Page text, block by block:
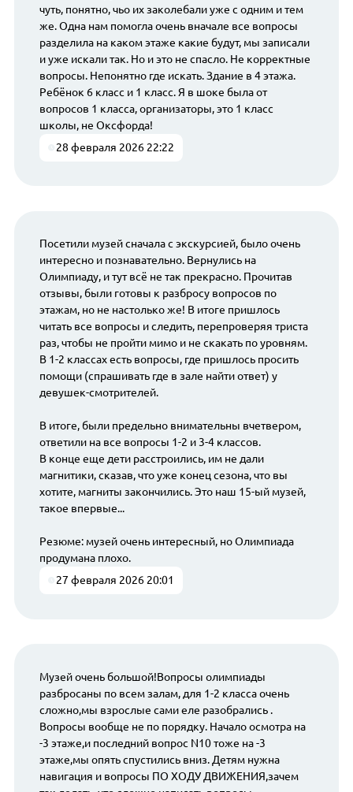
чуть, понятно, чьо их заколебали уже с одним и тем
же. Одна нам помогла очень вначале все вопросы
разделила на каком этаже какие будут, мы записали
и уже искали так. Но и это не спасло. Не корректные
вопросы. Непонятно где искать. Здание в 4 этажа.
Ребёнок 6 класс и 1 класс. Я в шоке была от
вопросов 1 класса, организаторы, это 1 класс
школы, не Оксфорда!
28 февраля 2026 22:22
Посетили музей сначала с экскурсией, было очень
интересно и познавательно. Вернулись на
Олимпиаду, и тут всё не так прекрасно. Прочитав
отзывы, были готовы к разбросу вопросов по
этажам, но не настолько же! В итоге пришлось
читать все вопросы и следить, перепроверяя триста
раз, чтобы не пройти мимо и не скакать по уровням.
В 1-2 классах есть вопросы, где пришлось просить
помощи (спрашивать где в зале найти ответ) у
девушек-смотрителей.
В итоге, были предельно внимательны вчетвером,
ответили на все вопросы 1-2 и 3-4 классов.
В конце еще дети расстроились, им не дали
магнитики, сказав, что уже конец сезона, что вы
хотите, магниты закончились. Это наш 15-ый музей,
такое впервые...
Резюме: музей очень интересный, но Олимпиада
продумана плохо.
27 февраля 2026 20:01
Музей очень большой!Вопросы олимпиады
разбросаны по всем залам, для 1-2 класса очень
сложно,мы взрослые сами еле разобрались .
Вопросы вообще не по порядку. Начало осмотра на
-3 этаже,и последний вопрос N10 тоже на -3
этаже,мы опять спустились вниз. Детям нужна
навигация и вопросы ПО ХОДУ ДВИЖЕНИЯ,зачем